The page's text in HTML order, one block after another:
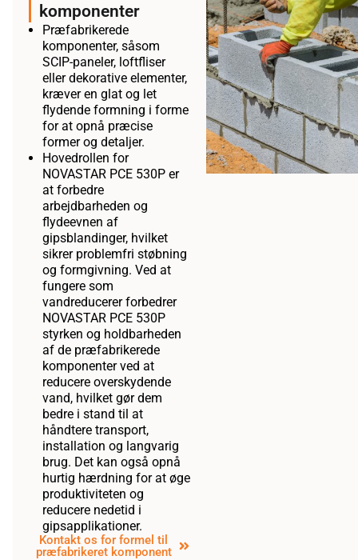
komponenter
Præfabrikerede
komponenter, såsom
SCIP-paneler, loftfliser
eller dekorative elementer,
kræver en glat og let
flydende formning i forme
for at opnå præcise
former og detaljer.
Hovedrollen for
NOVASTAR PCE 530P er
at forbedre
arbejdbarheden og
flydeevnen af
gipsblandinger, hvilket
sikrer problemfri støbning
og formgivning. Ved at
fungere som
vandreducerer forbedrer
NOVASTAR PCE 530P
styrken og holdbarheden
af de præfabrikerede
komponenter ved at
reducere overskydende
vand, hvilket gør dem
bedre i stand til at
håndtere transport,
installation og langvarig
brug. Det kan også opnå
hurtig hærdning for at øge
produktiviteten og
reducere nedetid i
gipsapplikationer.
Kontakt os for formel til
præfabrikeret komponent